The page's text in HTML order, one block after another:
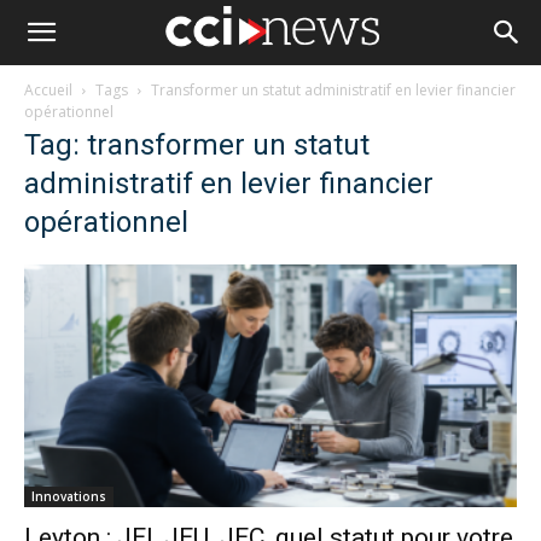
Accueil Tags
Transformer un statut administratif en levier financier
opérationnel
Tag: transformer un statut
administratif en levier financier
opérationnel
Innovations